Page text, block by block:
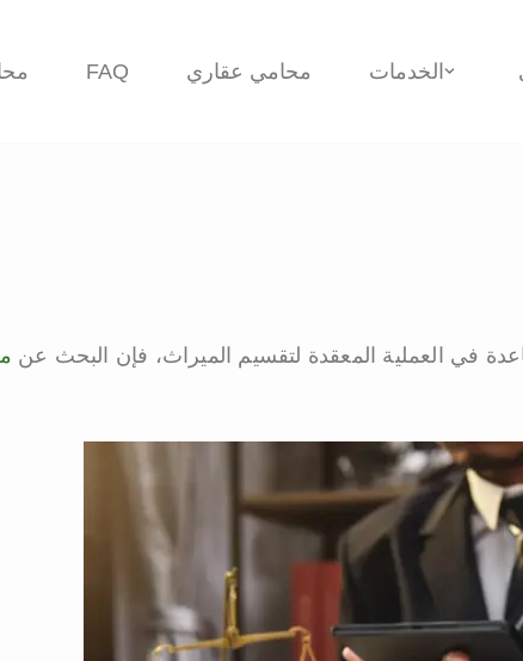
الخدمات محامي عقاري FAQ
في العملية المعقدة لتقسيم الميراث، فإن البحث عن